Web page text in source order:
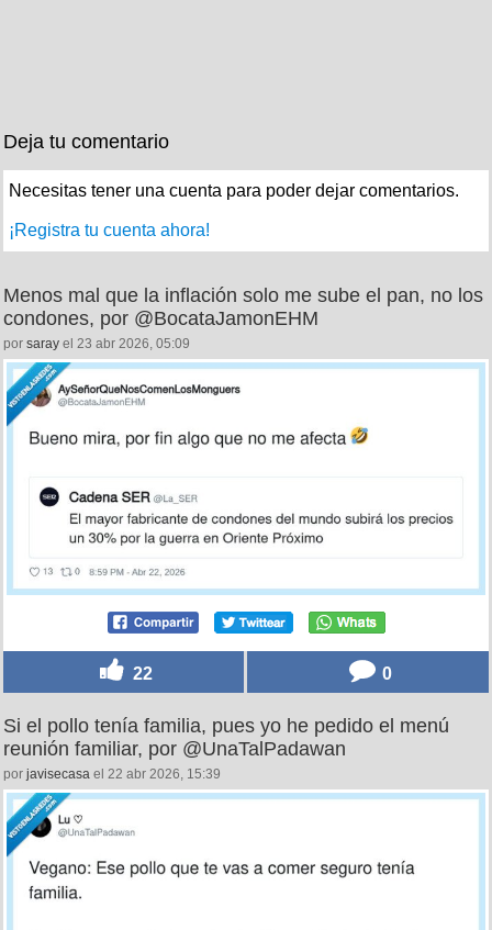
Deja tu comentario
Necesitas tener una cuenta para poder dejar comentarios.
¡Registra tu cuenta ahora!
Menos mal que la inflación solo me sube el pan, no los
condones, por @BocataJamonEHM
por saray el 23 abr 2026, 05:09
22 0
Si el pollo tenía familia, pues yo he pedido el menú
reunión familiar, por @UnaTalPadawan
por javisecasa el 22 abr 2026, 15:39